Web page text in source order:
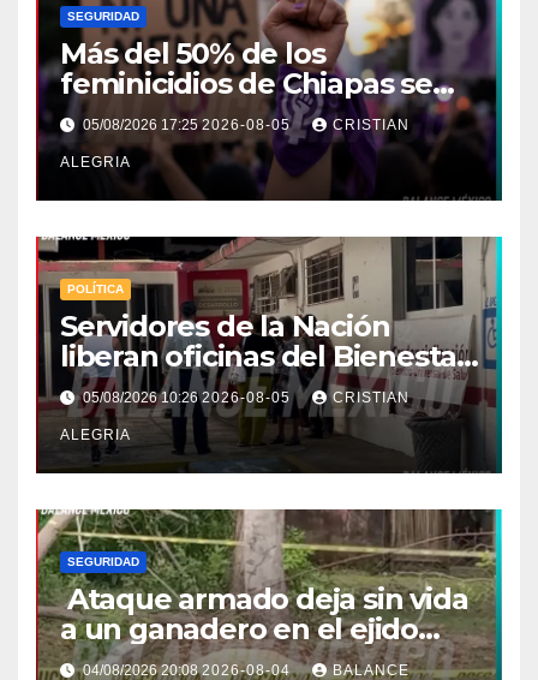
SEGURIDAD
Más del 50% de los
feminicidios de Chiapas se
concentran en la Costa-
Soconusco
05/08/2026 17:252026-08-05 CRISTIAN
ALEGRIA
POLÍTICA
Servidores de la Nación
liberan oficinas del Bienestar
en Tapachula; Cielo
Nucamendi asume
delegación regional
05/08/2026 10:262026-08-05 CRISTIAN
ALEGRIA
SEGURIDAD
Ataque armado deja sin vida
a un ganadero en el ejido
Efraín Gutiérrez de Mazatán
04/08/2026 20:082026-08-04 BALANCE